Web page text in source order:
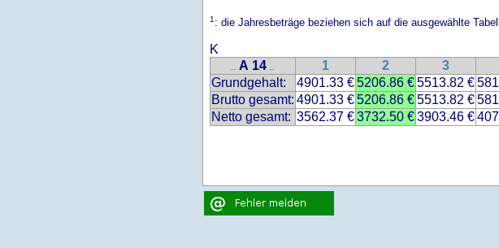
1: die Jahresbeträge beziehen sich auf die ausgewählte
K
.. A 14 .. 1 2 3
Grundgehalt:
4901.33 €5206.86 €5513.82 €
Brutto gesamt: 4901.33 €5206.86 €5513.82 €
Netto gesamt: 3562.37 €3732.50 €3903.46 €